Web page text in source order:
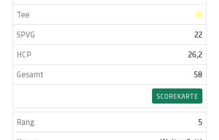
22
26,2
58
SCOREKARTE
5